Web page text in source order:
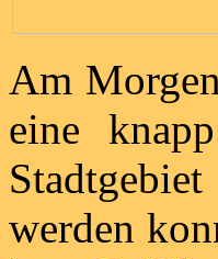
Am
eine
werden